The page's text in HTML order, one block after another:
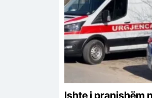
Ishte i pranishëm